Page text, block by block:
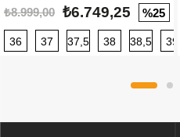
₺8.999,00 ₺6.749,25 %25
36 37 37,5 38 38,5 39